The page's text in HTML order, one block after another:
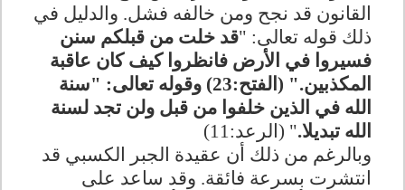
القانون قد نجح ومن خالفه فشل. والدليل في
ذلك قوله تعالى: "قد خلت من قبلكم سنن
فسيروا في الأرض فانظروا كيف كان عاقبة
المكذبين." (الفتح:23) وقوله تعالى: "سنة
الله في الذين خلفوا من قبل ولن تجد لسنة
الله تبديلا." (الرعد:11)
وبالرغم من ذلك أن عقيدة الجبر الكسبي قد
انتشرت بسرعة فائقة. وقد ساعد على